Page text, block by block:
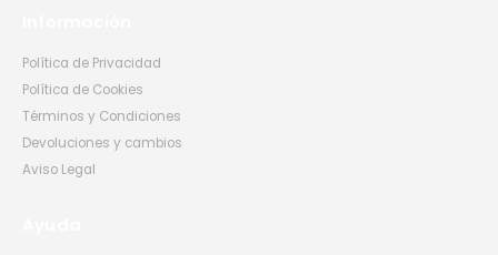
Política de Privacidad
Política de Cookies
Términos y Condiciones
Devoluciones y cambios
Aviso Legal